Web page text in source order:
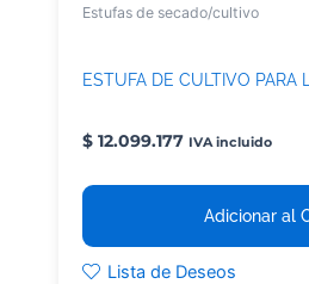
Estufas de secado/cultivo
ESTUFA DE CULTIVO PARA
$ 12.099.177 IVA incluido
Adicionar al
Lista de Deseos